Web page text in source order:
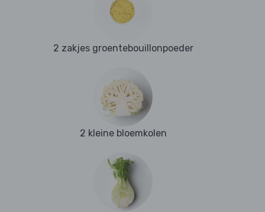
2 zakjes groentebouillonpoeder
2 kleine bloemkolen